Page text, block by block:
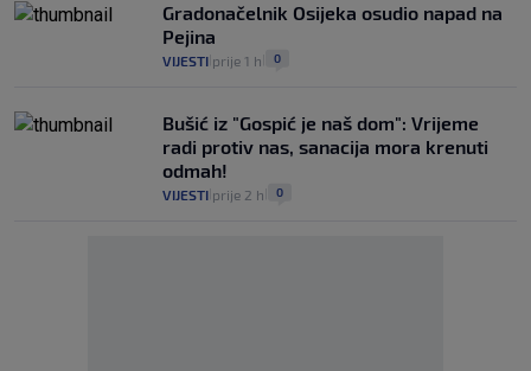
Gradonačelnik Osijeka osudio napad na
Pejina
VIJESTI prije 1 h 0
Bušić iz "Gospić je naš dom": Vrijeme
radi protiv nas, sanacija mora krenuti
odmah!
VIJESTI prije 2 h 0